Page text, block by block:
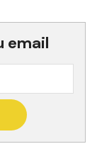
email